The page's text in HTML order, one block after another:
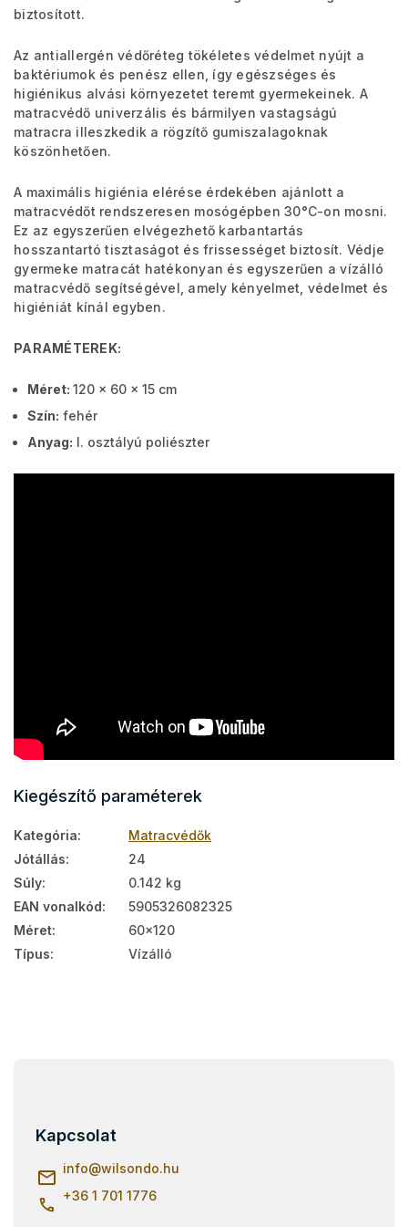
biztosított.
Az antiallergén védőréteg tökéletes védelmet nyújt a
baktériumok és penész ellen, így egészséges és
higiénikus alvási környezetet teremt gyermekeinek. A
matracvédő univerzális és bármilyen vastagságú
matracra illeszkedik a rögzítő gumiszalagoknak
köszönhetően.
A maximális higiénia elérése érdekében ajánlott a
matracvédőt rendszeresen mosógépben 30°C-on mosni.
Ez az egyszerűen elvégezhető karbantartás
hosszantartó tisztaságot és frissességet biztosít. Védje
gyermeke matracát hatékonyan és egyszerűen a vízálló
matracvédő segítségével, amely kényelmet, védelmet és
higiéniát kínál egyben.
PARAMÉTEREK:
Méret: 120 x 60 x 15 cm
Szín: fehér
Anyag: I. osztályú poliészter
Kiegészítő paraméterek
Kategória:
Matracvédők
Jótállás:
24
Súly:
0.142 kg
EAN vonalkód:
5905326082325
Méret:
60x120
Típus: Vízálló
Kapcsolat
info@wilsondo.hu
+36 1 701 1776